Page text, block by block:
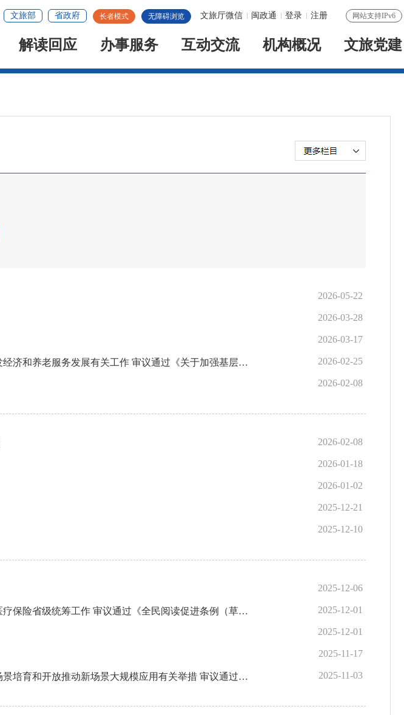
网站支持IPv6
文旅厅微信 闽政通 登录 注册
无障碍浏览
长者模式
文旅部 省政府
解读回应 办事服务 互动交流 机构概况 文旅党建
2026-05-22
2026-03-28
2026-03-17
2026-02-25
李强主持召开国务院常务会议 对抓紧做好春节假期后政府工作作出部署 研究推进银发经济和养老服务发展有关工作 审议通过《关于加强基层消防工作的意见》 讨论《中华人民共和国水法（修订草案）》
2026-02-08
2026-02-08
2026-01-18
2026-01-02
2025-12-21
2025-12-10
2025-12-06
2025-12-01
李强主持召开国务院常务会议 听取推动高质量发展综合督查情况汇报 部署推进基本医疗保险省级统筹工作 审议通过《全民阅读促进条例（草案）》 讨论《中华人民共和国注册会计师法（修正草案）》
2025-12-01
2025-11-17
2025-11-03
李强主持召开国务院常务会议 研究深化重点领域改革扩大制度型开放工作 部署加快场景培育和开放推动新场景大规模应用有关举措 审议通过《森林草原防灭火条例（草案）》